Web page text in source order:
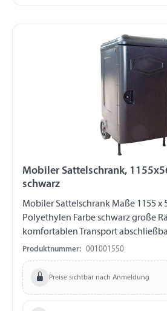
Mobiler Sattelschrank,
schwarz
Mobiler Sattelschrank Maße 1155 x 560 x 750 mm
Polyethylen Farbe schwarz große Räder für den
komfortablen Transport
vertikale Stangen für die Sattel 6
Staufächer für Striegel- und
Produktnummer: 001001550
Preise sichtbar nach Anmeldung